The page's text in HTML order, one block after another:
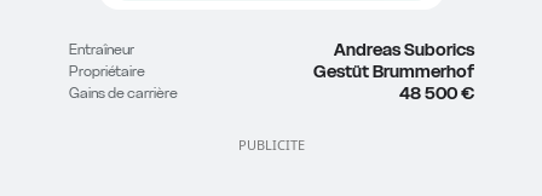
Entraîneur Andreas Suborics
Propriétaire Gestüt Brummerhof
Gains de carrière 48 500 €